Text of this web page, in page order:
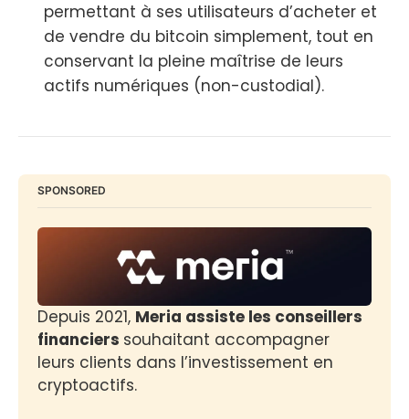
permettant à ses utilisateurs d’acheter et
de vendre du bitcoin simplement, tout en
conservant la pleine maîtrise de leurs
actifs numériques (non-custodial).
SPONSORED
Depuis 2021, Meria assiste les conseillers
financiers souhaitant accompagner
leurs clients dans l’investissement en
cryptoactifs.